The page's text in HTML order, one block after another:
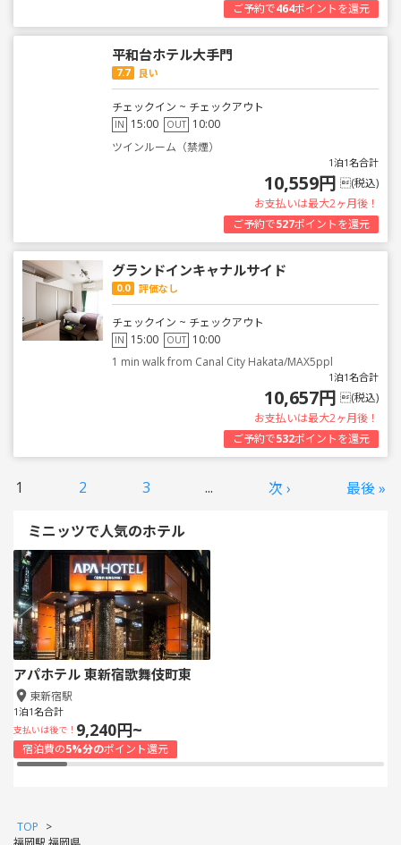
ご予約で464ポイントを還元
平和台ホテル大手門
7.7 良い
チェックイン ~ チェックアウト
IN 15:00 OUT 10:00
ツインルーム（禁煙）
1泊1名合計
10,559円 (税込)
お支払いは最大2ヶ月後！
ご予約で527ポイントを還元
グランドインキャナルサイド
0.0 評価なし
チェックイン ~ チェックアウト
IN 15:00 OUT 10:00
1 min walk from Canal City Hakata/MAX5ppl
1泊1名合計
10,657円 (税込)
お支払いは最大2ヶ月後！
ご予約で532ポイントを還元
1 2 3 ... 次 › 最後 »
ミニッツで人気のホテル
アパホテル 東新宿歌舞伎町東
東新宿駅
1泊1名合計
支払いは後で！ 9,240円~
宿泊費の5%分のポイント還元
TOP >